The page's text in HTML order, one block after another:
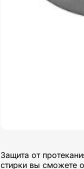
Защита от
стирки вы сможете